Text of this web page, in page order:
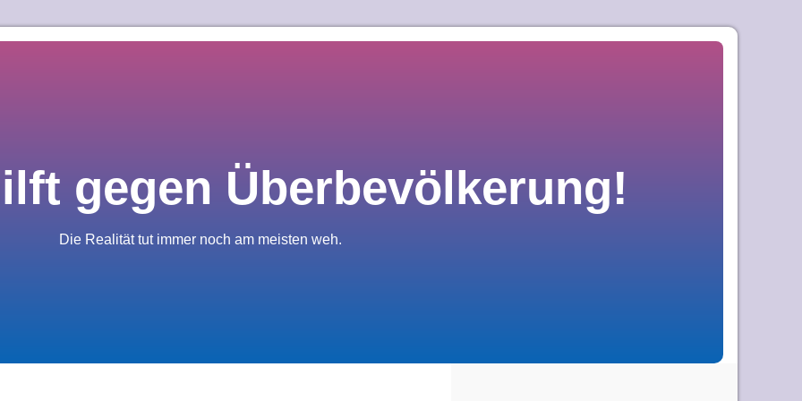
gegen Überbevölkerung!
Die Realität tut immer noch am meisten weh.